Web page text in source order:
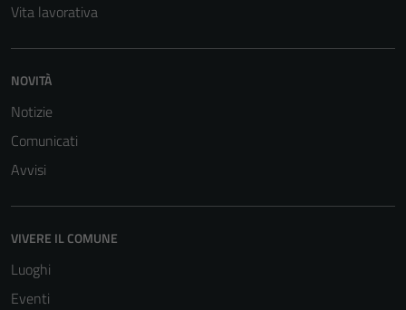
Vita lavorativa
NOVITÀ
Notizie
Comunicati
Avvisi
VIVERE IL COMUNE
Luoghi
Eventi